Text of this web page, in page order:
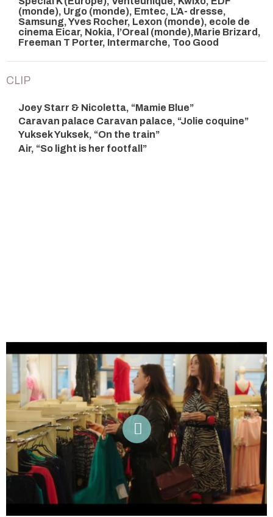
(monde), Urgo (monde), Emtec, L’A- dresse,
Samsung, Yves Rocher, Lexon (monde), ecole de
cinema Eicar, Nokia, l’Oreal (monde),Marie Brizard,
Freeman T Porter, Intermarche, Too Good
CLIP
Joey Starr & Nicoletta, “Mamie Blue”
Caravan palace Caravan palace, “Jolie coquine”
Yuksek Yuksek, “On the train”
Air, “So light is her footfall”